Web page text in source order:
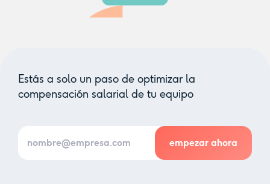
Estás a solo un paso de optimizar la
compensación salarial de tu equipo